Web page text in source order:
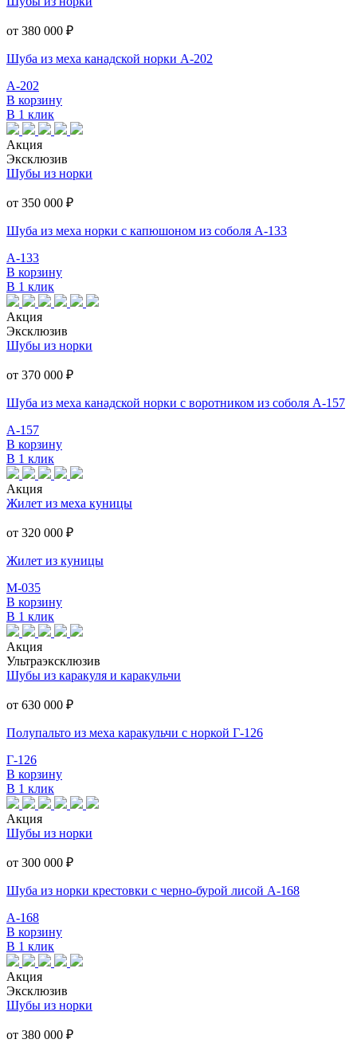
от 380 000 ₽
Шуба из меха канадской норки А-202
А-202
В корзину
В 1 клик
Акция
Эксклюзив
Шубы из норки
от 350 000 ₽
Шуба из меха норки с капюшоном из соболя А-133
А-133
В корзину
В 1 клик
Акция
Эксклюзив
Шубы из норки
от 370 000 ₽
Шуба из меха канадской норки с воротником из соболя А-157
А-157
В корзину
В 1 клик
Акция
Жилет из меха куницы
от 320 000 ₽
Жилет из куницы
М-035
В корзину
В 1 клик
Акция
Ультраэксклюзив
Шубы из каракуля и каракульчи
от 630 000 ₽
Полупальто из меха каракульчи с норкой Г-126
Г-126
В корзину
В 1 клик
Акция
Шубы из норки
от 300 000 ₽
Шуба из норки крестовки с черно-бурой лисой А-168
А-168
В корзину
В 1 клик
Акция
Эксклюзив
Шубы из норки
от 380 000 ₽